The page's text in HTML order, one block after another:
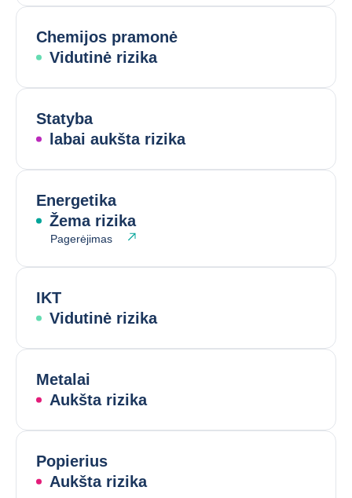
Chemijos pramonė
Vidutinė rizika
Statyba
labai aukšta rizika
Energetika
Žema rizika
Pagerėjimas
IKT
Vidutinė rizika
Metalai
Aukšta rizika
Popierius
Aukšta rizika